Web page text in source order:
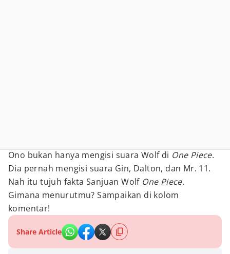
Ono bukan hanya mengisi suara Wolf di One Piece.
Dia pernah mengisi suara Gin, Dalton, dan Mr. 11.
Nah itu tujuh fakta Sanjuan Wolf One Piece.
Gimana menurutmu? Sampaikan di kolom
komentar!
Share Article